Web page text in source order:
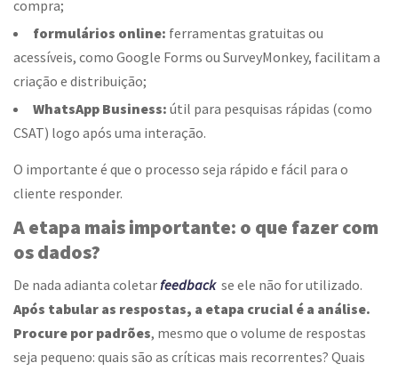
compra;
formulários online: ferramentas gratuitas ou
acessíveis, como Google Forms ou SurveyMonkey, facilitam a
criação e distribuição;
WhatsApp Business: útil para pesquisas rápidas (como
CSAT) logo após uma interação.
O importante é que o processo seja rápido e fácil para o
cliente responder.
A etapa mais importante: o que fazer com
os dados?
De nada adianta coletarfeedback se ele não for utilizado.
Após tabular as respostas, a etapa crucial é a análise.
Procure por padrões, mesmo que o volume de respostas
seja pequeno: quais são as críticas mais recorrentes? Quais